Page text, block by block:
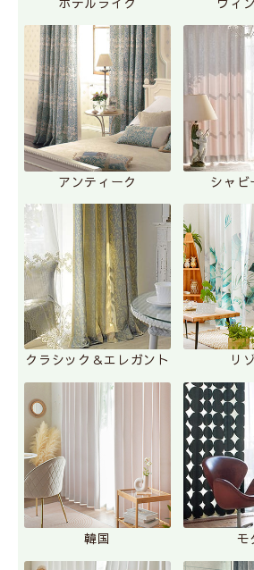
アンティーク シャビ
クラシック＆エレガント リ
韓国 モ